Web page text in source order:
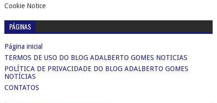
Cookie Notice
PÁGINAS
Página inicial
TERMOS DE USO DO BLOG ADALBERTO GOMES NOTICIAS
POLÍTICA DE PRIVACIDADE DO BLOG ADALBERTO GOMES
NOTÍCIAS
CONTATOS